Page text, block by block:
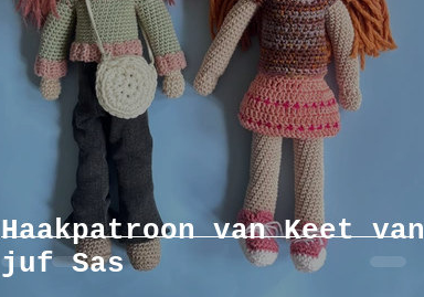
Haakpatroon van Keet van
juf Sas